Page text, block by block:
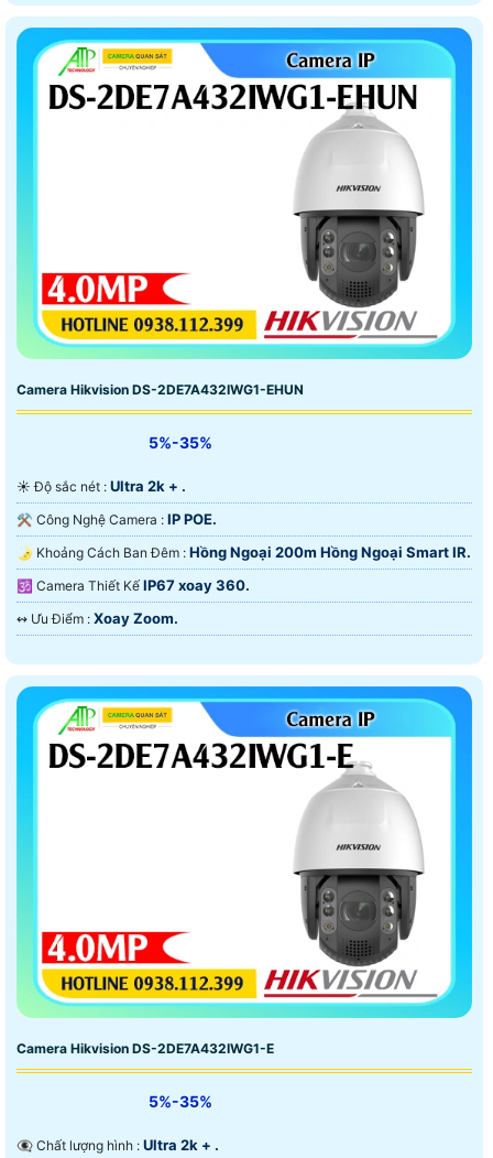
Camera Hikvision DS-2DE7A432IWG1-EHUN
5%-35%
☀️ Độ sắc nét : Ultra 2k + .
⚒ Công Nghệ Camera : IP POE.
🌛 Khoảng Cách Ban Đêm : Hồng Ngoại 200m Hồng Ngoại Smart IR.
🕉️ Camera Thiết Kế IP67 xoay 360.
️↭ Ưu Điểm : Xoay Zoom.
Camera Hikvision DS-2DE7A432IWG1-E
5%-35%
👁️‍🗨 Chất lượng hình : Ultra 2k + .